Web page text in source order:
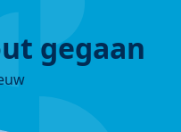
gegaan